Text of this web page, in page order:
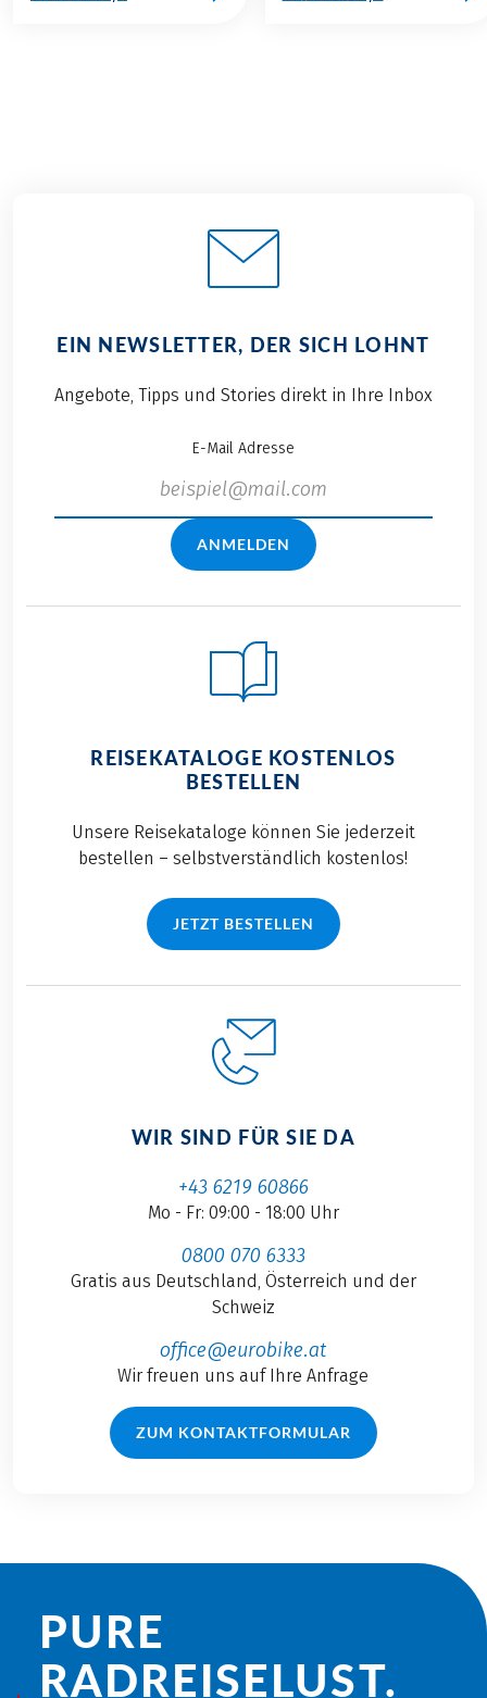
EIN NEWSLETTER, DER SICH LOHNT
Angebote, Tipps und Stories direkt in Ihre Inbox
E-Mail Adresse
ANMELDEN
REISEKATALOGE KOSTENLOS
BESTELLEN
Unsere Reisekataloge können Sie jederzeit
bestellen – selbstverständlich kostenlos!
JETZT BESTELLEN
WIR SIND FÜR SIE DA
+43 6219 60866
Mo - Fr: 09:00 - 18:00 Uhr
0800 070 6333
Gratis aus Deutschland, Österreich und der
Schweiz
office@eurobike.at
Wir freuen uns auf Ihre Anfrage
ZUM KONTAKTFORMULAR
PURE
RADREISE­LUST.